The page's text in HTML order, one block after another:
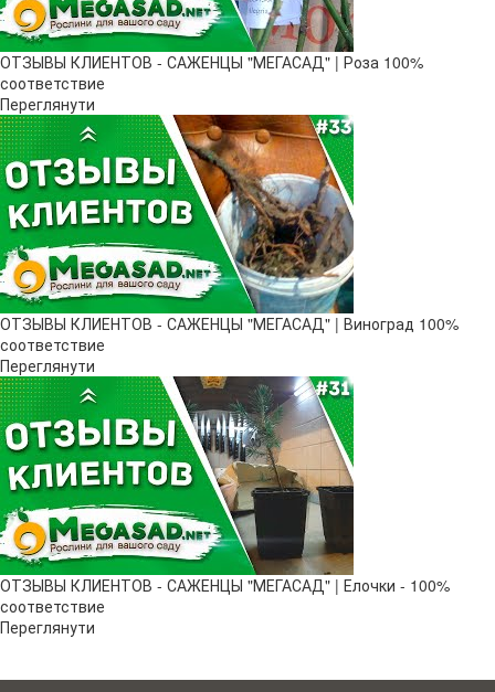
ОТЗЫВЫ КЛИЕНТОВ - САЖЕНЦЫ "МЕГАСАД" | Роза 100%
соответствие
Переглянути
ОТЗЫВЫ КЛИЕНТОВ - САЖЕНЦЫ "МЕГАСАД" | Виноград 100%
соответствие
Переглянути
ОТЗЫВЫ КЛИЕНТОВ - САЖЕНЦЫ "МЕГАСАД" | Елочки - 100%
соответствие
Переглянути